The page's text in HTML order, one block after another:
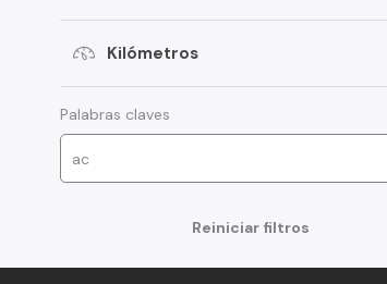
MG
Mitsubishi
Renault
Great Wall
Jac
Kilómetros
Palabras claves
Reiniciar filtros